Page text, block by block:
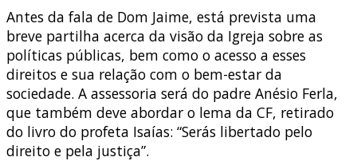
Antes da fala de Dom Jaime, está prevista uma
breve partilha acerca da visão da Igreja sobre as
políticas públicas, bem como o acesso a esses
direitos e sua relação com o bem-estar da
sociedade. A assessoria será do padre Anésio Ferla,
que também deve abordar o lema da CF, retirado
do livro do profeta Isaías: “Serás libertado pelo
direito e pela justiça”.